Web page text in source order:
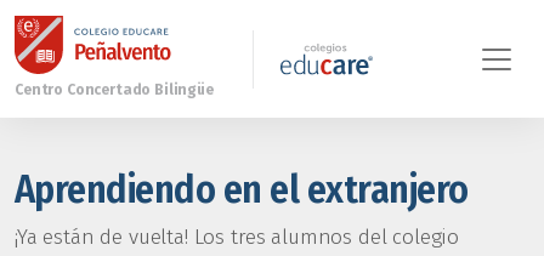
Aprendiendo en el extranjero
¡Ya están de vuelta! Los tres alumnos del colegio